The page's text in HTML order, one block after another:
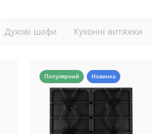
Духові шафи Кухонні витяжки
Популярний Новинка